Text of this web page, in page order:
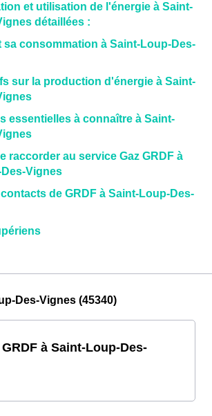
et utilisation de l'énergie à Saint-
détaillées :
sa consommation à Saint-Loup-Des-
sur la production d'énergie à Saint-
essentielles à connaître à Saint-
raccorder au service Gaz GRDF à
Vignes
de GRDF à Saint-Loup-Des-
Des-Vignes (45340)
à Saint-Loup-Des-